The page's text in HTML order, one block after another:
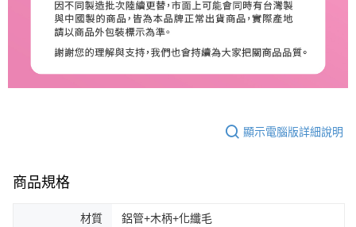
顯示電腦版詳細說明
商品規格
材質 鋁管+木柄+化纖毛